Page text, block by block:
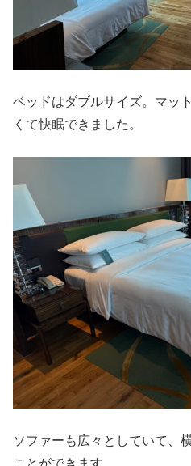
ベッドはダブルサイズ。マッ
くて快眠できました。
ソファーも広々としていて、
ことができます。